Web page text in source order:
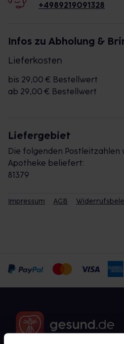
+4989219091328
Infos zu Abholung &
Lieferkosten
bis 29,00 € Bestellwert
ab 29,00 € Bestellwert
Liefergebiet
Die folgenden Postleitzahlen
Apotheke beliefert:
81379
Impressum AGB